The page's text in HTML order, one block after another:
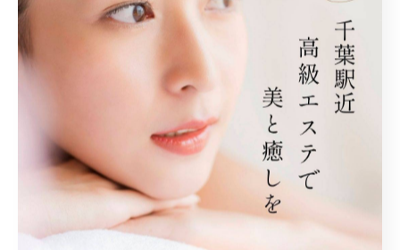
カテゴリー Categories
全てのカテゴリー
フェイシャル
リンパ